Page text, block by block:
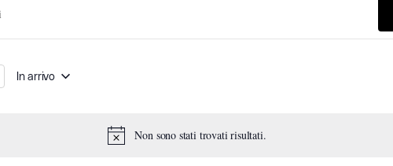
N
Non sono stati trovati risultati.
In arrivo